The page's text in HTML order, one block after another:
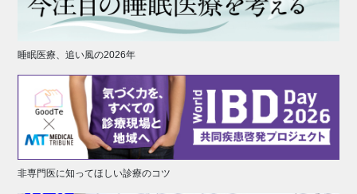
睡眠医療、追い風の2026年
非専門医に知ってほしい診療のコツ